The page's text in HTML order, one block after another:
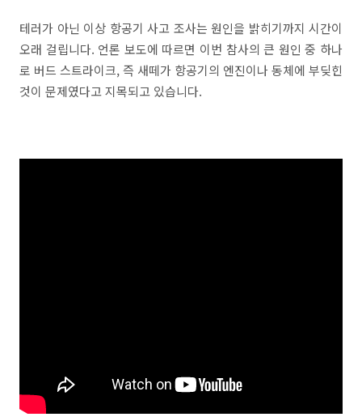
테러가 아닌 이상 항공기 사고 조사는 원인을 밝히기까지 시간이
오래 걸립니다. 언론 보도에 따르면 이번 참사의 큰 원인 중 하나
로 버드 스트라이크, 즉 새떼가 항공기의 엔진이나 동체에 부딪힌
것이 문제였다고 지목되고 있습니다.